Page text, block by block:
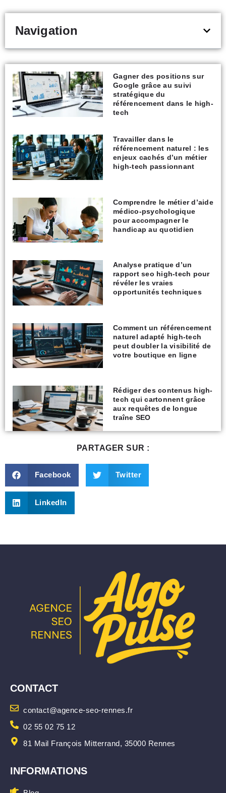
Navigation
Gagner des positions sur
Google grâce au suivi
stratégique du
référencement dans le high-
tech
Travailler dans le
référencement naturel : les
enjeux cachés d’un métier
high-tech passionnant
Comprendre le métier d’aide
médico-psychologique
pour accompagner le
handicap au quotidien
Analyse pratique d’un
rapport seo high-tech pour
révéler les vraies
opportunités techniques
Comment un référencement
naturel adapté high-tech
peut doubler la visibilité de
votre boutique en ligne
Rédiger des contenus high-
tech qui cartonnent grâce
aux requêtes de longue
traîne SEO
PARTAGER SUR :
Facebook Twitter
LinkedIn
CONTACT
contact@agence-seo-rennes.fr
02 55 02 75 12
81 Mail François Mitterrand, 35000 Rennes
INFORMATIONS